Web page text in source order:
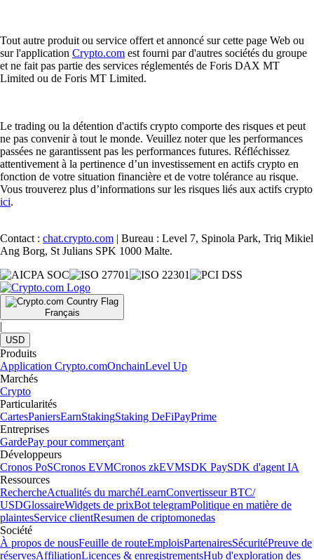
Tout autre produit ou service offert et annoncé sur cette page Web ou
sur l'application Crypto.com est fourni par d'autres sociétés du groupe
et ne fait pas partie des services réglementés de Foris DAX MT
Limited ou de Foris MT Limited.
Le trading ou la détention d'actifs crypto comporte des risques et peut
ne pas convenir à tout le monde. Veuillez noter que les performances
passées ne garantissent pas les performances futures. Réfléchissez
attentivement à la pertinence d’un investissement en actifs crypto en
fonction de votre situation financière et de votre tolérance au risque.
Vous trouverez plus d’informations sur les risques liés aux actifs crypto
ici.
Contact : chat.crypto.com | Bureau : Level 7, Spinola Park, Triq Mikiel
Ang Borg, St Julians SPK 1000 Malte.
Français
|
USD
Produits
Application Crypto.comOnchainLevel Up
Marchés
Crypto
Particularités
CartesPaniersEarnStakingStaking DeFiPayPrime
Entreprises
GardePay pour commerçant
Développeurs
Cronos PoSCronos EVMCronos zkEVMSDK PaySDK d'agent IA
Ressources
RechercheActualités du marchéLearnConvertisseur BTC/
USDGlossaireWidgets de prixBot telegramPolitique en matière de
plaintesService clientResumen de criptomonedas
Société
À propos de nousFeuille de routeEmploisPartenairesSécuritéPreuve de
réservesAffiliationLicences & enregistrementsHub d'exploration des